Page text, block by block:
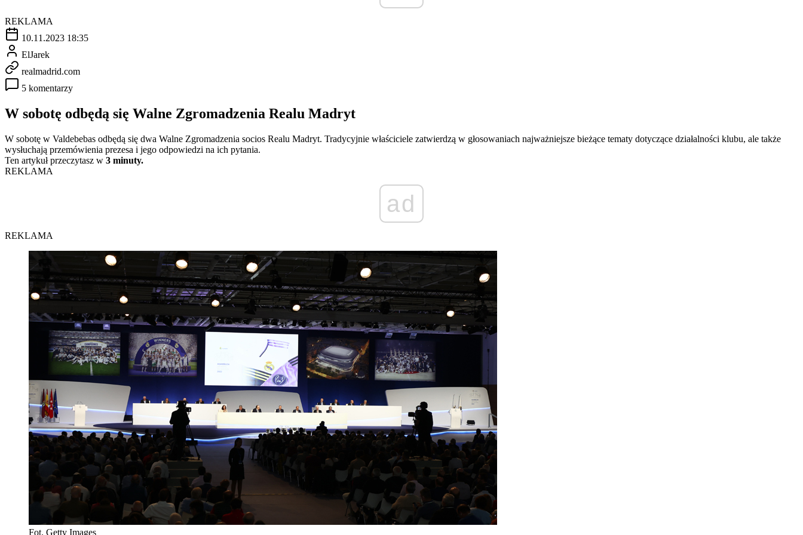
REKLAMA
10.11.2023 18:35
ElJarek
realmadrid.com
5 komentarzy
W sobotę odbędą się Walne Zgromadzenia Realu Madryt
W sobotę w Valdebebas odbędą się dwa Walne Zgromadzenia socios Realu Madryt. Tradycyjnie właściciele zatwierdzą w głosowaniach najważniejsze bieżące tematy dotyczące działalności klubu, ale także
wysłuchają przemówienia prezesa i jego odpowiedzi na ich pytania.
Ten artykuł przeczytasz w 3 minuty.
REKLAMA
ad
REKLAMA
Fot. Getty Images